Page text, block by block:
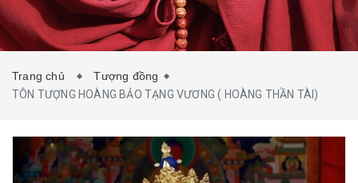
TIN TỨC LIÊN HỆ
Trang chủ
Tượng đồng
TÔN TƯỢNG HOÀNG BẢO TẠNG VƯƠNG ( HOÀNG THẦN TÀI)